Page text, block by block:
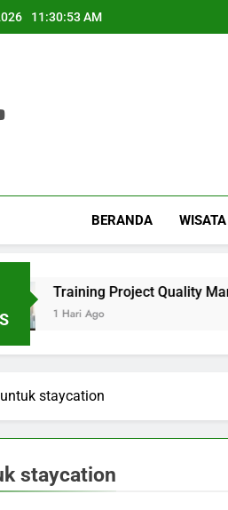
11:30:53 AM
BERANDA WISATA
Training Project Quality
1 Hari Ago
staycation
staycation